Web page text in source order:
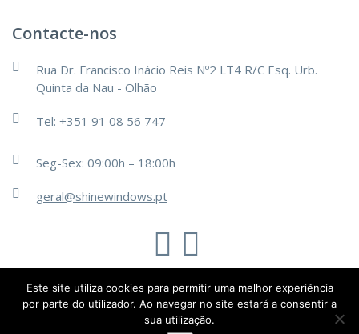
Contacte-nos
Rua Dr. Francisco Inácio Reis Nº2 LT4 R/C Esq. Urb.
Quinta da Nau - Olhão
Tel: +351 91 08 56 747
Seg-Sex: 09:00h – 18:00h
geral@shinewindows.pt
TechsOn
@2019 - Todos os direitos reservados.
Este site utiliza cookies para permitir uma melhor experiência
por parte do utilizador. Ao navegar no site estará a consentir a
sua utilização.